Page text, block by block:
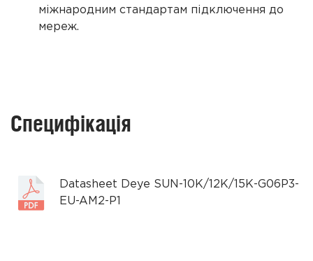
міжнародним стандартам підключення до
мереж.
Специфікація
Datasheet Deye SUN-10K/12K/15К-G06P3-
EU-AM2-P1